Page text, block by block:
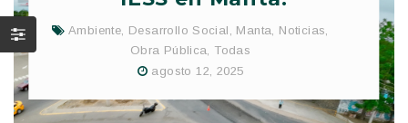
Ambiente, Desarrollo Social , Manta, Noticias,
Obra Pública, Todas
agosto 12, 2025